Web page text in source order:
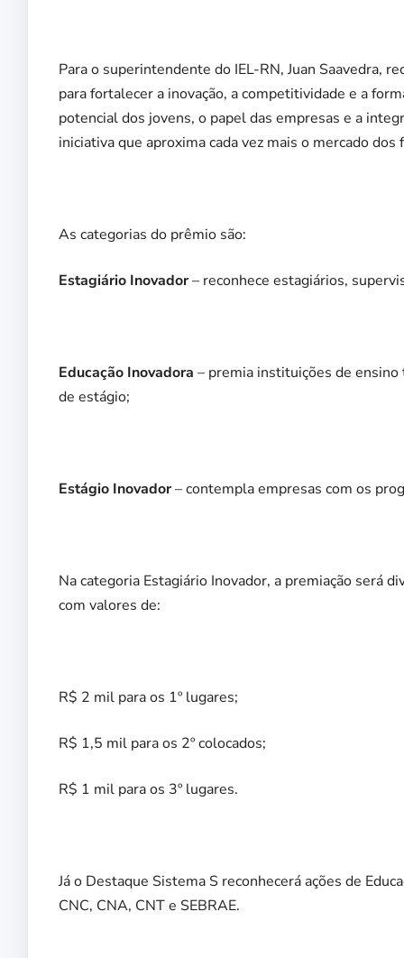
Para o superintendente do IEL-RN, Juan Saavedra,
para fortalecer a inovação, a competitividade e a
potencial dos jovens, o papel das empresas e a
iniciativa que aproxima cada vez mais o mercado
As categorias do prêmio são:
Estagiário Inovador– reconhece estagiários,
Educação Inovadora – premia instituições de
de estágio;
Estágio Inovador– contempla empresas com os
Na categoria Estagiário Inovador, a premiação será
com valores de:
R$ 2 mil para os 1º lugares;
R$ 1,5 mil para os 2º colocados;
R$ 1 mil para os 3º lugares.
Já o Destaque Sistema S reconhecerá ações de
CNC, CNA, CNT e SEBRAE.